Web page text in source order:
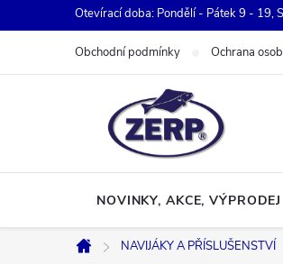
na
Otevírací doba: Pondělí - Pátek 9 - 19,
Obchodní podmínky Ochrana
NOVINKY, AKCE, VÝPRODEJ
Domů
NAVIJÁKY A PŘÍSLUŠENSTVÍ